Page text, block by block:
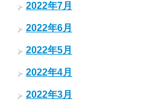
2022年7月
2022年6月
2022年5月
2022年4月
2022年3月